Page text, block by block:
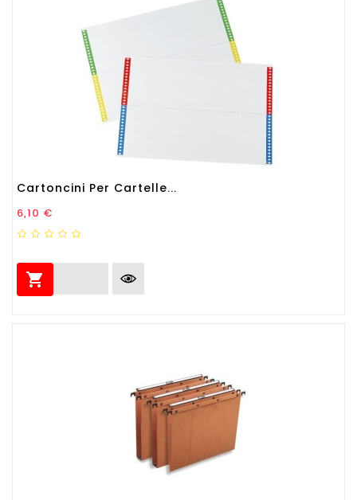
Cartoncini Per Cartelle...
Prezzo
6,10 €
